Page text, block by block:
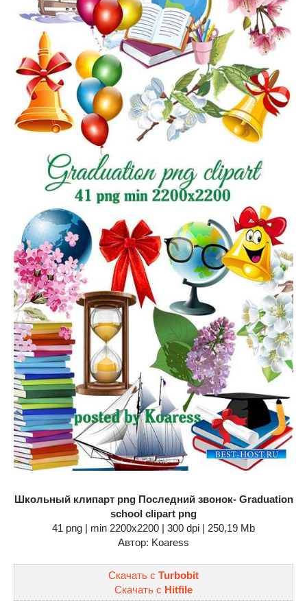
Школьный клипарт png Последний звонок- Graduation
school clipart png
41 png | min 2200x2200 | 300 dpi | 250,19 Mb
Автор: Koaress
Скачать с Turbobit
Скачать с Hitfile